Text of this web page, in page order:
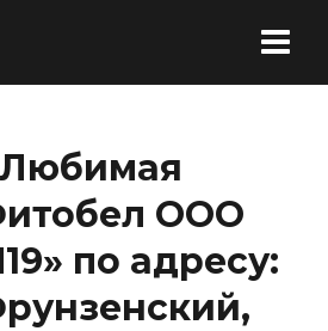
ООО
по адресу: